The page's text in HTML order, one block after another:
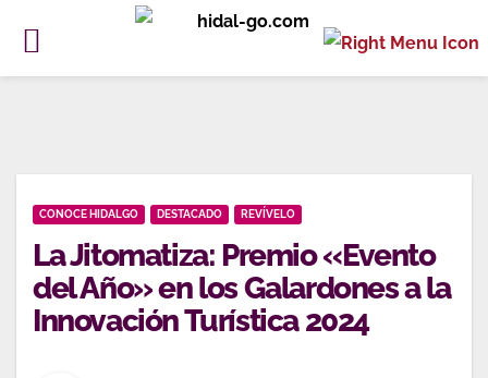
CONOCE HIDALGO DESTACADO REVÍVELO
La Jitomatiza: Premio «Evento
del Año» en los Galardones a la
Innovación Turística 2024